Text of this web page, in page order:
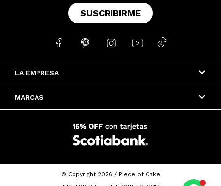
LA EMPRESA
MARCAS
SUSCRIBIRME
    
© Copyright 2026 / Piece of Cake